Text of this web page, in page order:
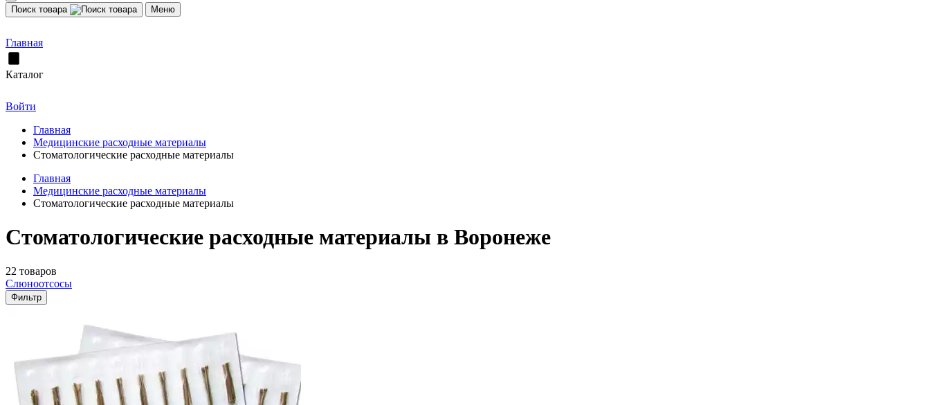
Поиск товара Меню
Главная
Каталог
Войти
Главная
Медицинские расходные материалы
Стоматологические расходные материалы
Главная
Медицинские расходные материалы
Стоматологические расходные материалы
Стоматологические расходные материалы в Воронеже
22 товаров
Слюноотсосы
Фильтр